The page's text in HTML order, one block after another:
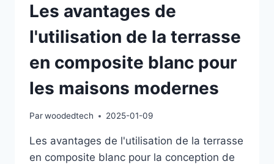
Les avantages de
l'utilisation de la terrasse
en composite blanc pour
les maisons modernes
Parwoodedtech 2025-01-09
Les avantages de l'utilisation de la terrasse
en composite blanc pour la conception de